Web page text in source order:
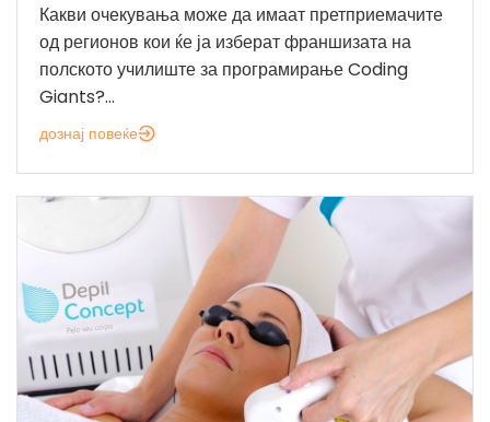
Какви очекувања може да имаат претприемачите
од регионов кои ќе ја изберат франшизата на
полското училиште за програмирање Coding
Giants?...
дознај повеќе